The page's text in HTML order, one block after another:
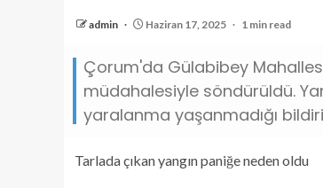
admin Haziran 17, 2025 1 min read
Çorum'da Gülabibey
müdahalesiyle söndürüldü.
yaralanma yaşanmadığı
Tarlada çıkan yangın paniğe neden oldu